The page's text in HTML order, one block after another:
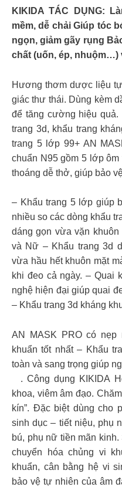
KIKIDA TÁC DỤNG:
mềm, dễ chải Giúp tóc
ngọn, giảm gãy rụng
chất (uốn, ép, nhuộm…)
Hương thơm dược liệu
giác thư thái. Dùng kèm
để tăng cường hiệu
trang 3d, khẩu trang
trang 5 lớp 99+ AN
chuẩn N95 gồm 5 lớp
thoáng dễ thở, giúp bảo
– Khẩu trang 5 lớp giúp
nhiều so các dòng khẩu
dáng gọn vừa vặn
và Nữ – Khẩu trang 3d
vừa hầu hết khuôn mặt
khi đeo cả ngày. – Quai
nghệ hiện đại giúp quai
– Khẩu trang 3d kháng
AN MASK PRO có nẹp
khuẩn tốt nhất – Khẩu
toàn và sang trọng giúp
. Công dụng KIKIDA
khoa, viêm âm đạo.
kín”. Đặc biệt dùng cho
sinh dục – tiết niệu, phụ
bú, phụ nữ tiền mãn
chuyển hóa chủng vi
khuẩn, cân bằng hệ vi
bảo vệ tự nhiên của âm